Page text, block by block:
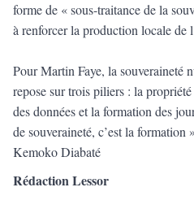
forme de « sous-traitance de la
à renforcer la production locale de
Pour Martin Faye, la souveraineté
repose sur trois piliers : la
des données et la formation des
de souveraineté, c’est la formation
Kemoko Diabaté
Rédaction Lessor